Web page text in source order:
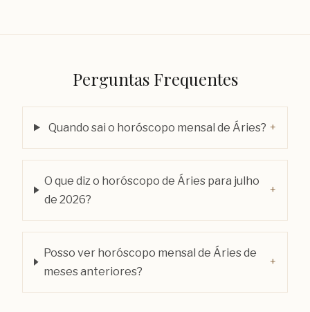
Perguntas Frequentes
Quando sai o horóscopo mensal de Áries? +
O que diz o horóscopo de Áries para julho
de 2026?
+
Posso ver horóscopo mensal de Áries de
meses anteriores?
+